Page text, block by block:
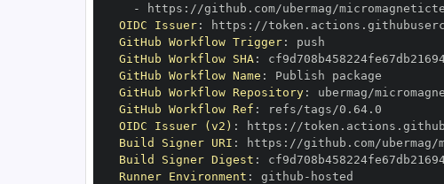
-
https :
OIDC Issuer: https :
GitHub Workflow Trigger:
GitHub Workflow SHA:
GitHub Workflow Name :
GitHub Workflow Repository:
GitHub Workflow Ref :
OIDC Issuer (v2) : https :
Build Signer URI : https :
Build Signer Digest :
Runner Environment : github -